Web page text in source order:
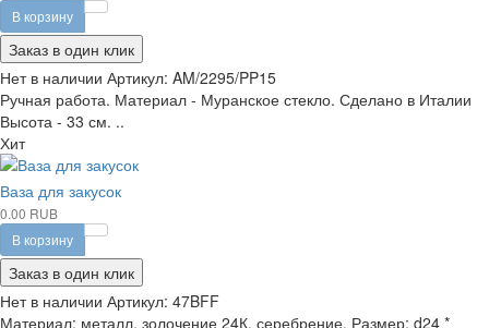
В корзину
Заказ в один клик
Нет в наличии Артикул: AM/2295/PP15
Ручная работа. Материал - Муранское стекло. Сделано в Италии
Высота - 33 см. ..
Хит
Ваза для закусок
0.00 RUB
В корзину
Заказ в один клик
Нет в наличии Артикул: 47BFF
Материал: металл, золочение 24К, серебрение. Размер: d24 *